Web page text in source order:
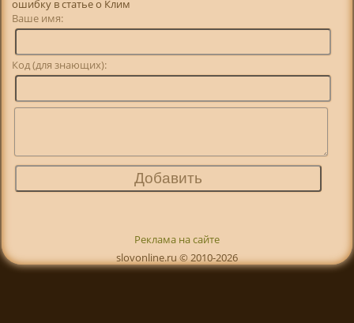
ошибку в статье о Клим
Ваше имя:
Код (для знающих):
Реклама на сайте
slovonline.ru © 2010-2026